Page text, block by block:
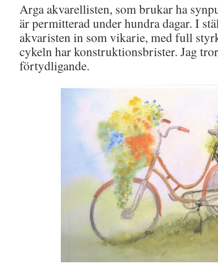
Arga akvarellisten, som brukar ha
är permitterad under hundra dagar. I
akvaristen in som vikarie, med full
cykeln har konstruktionsbrister. Jag
förtydligande.